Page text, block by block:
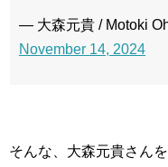
— 大森元貴 / Motoki
November 14, 2024
そんな、大森元貴さん